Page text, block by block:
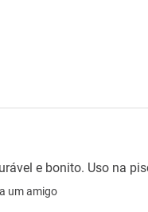
e bonito. Uso na
um amigo